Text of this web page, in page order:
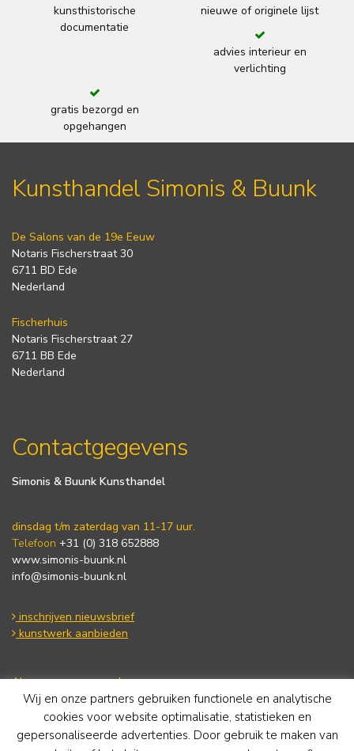
kunsthistorische
documentatie
nieuwe of originele lijst
advies interieur en
verlichting
gratis bezorgd en
opgehangen
Kunsthandel Simonis & Buunk
De Salons van de 19e Eeuw
Notaris Fischerstraat 30
6711 BD Ede
Nederland
Fischerhuis
Notaris Fischerstraat 27
6711 BB Ede
Nederland
Contactgegevens
Simonis & Buunk Kunsthandel
dinsdag t/m zaterdag van 11-17 uur.
Telefoon +31 (0) 318 652888
www.simonis-buunk.nl
info@simonis-buunk.nl
inschrijven nieuwsbrief
kunstwerk aanbieden
Algemene voorwaarden
Privacy statement
Cookie Policy
Disclaimer
Wij en onze partners gebruiken functionele en analytische
cookies voor website optimalisatie, statistieken en
gepersonaliseerde advertenties. Door gebruik te maken van